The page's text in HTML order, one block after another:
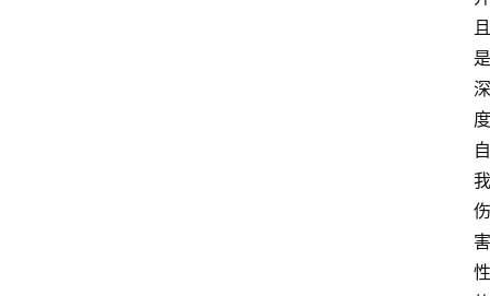
且
是
深
度
自
我
伤
害
性